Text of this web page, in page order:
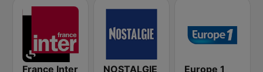
France Inter NOSTALGIE Europe 1